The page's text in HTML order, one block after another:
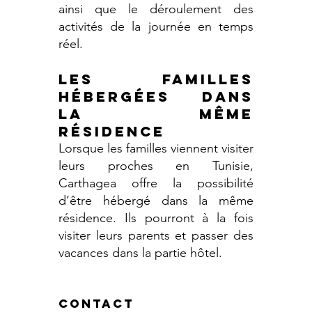
ainsi que le déroulement des
activités de la journée en temps
réel.
LES FAMILLES
HÉBERGÉES DANS
LA MÊME
RÉSIDENCE
Lorsque les familles viennent visiter
leurs proches en Tunisie,
Carthagea offre la possibilité
d’être hébergé dans la même
résidence. Ils pourront à la fois
visiter leurs parents et passer des
vacances dans la partie hôtel.
Contact